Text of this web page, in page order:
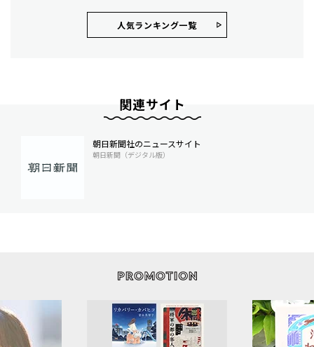
人気ランキング⼀覧
関連サイト
朝日新聞社のニュースサイト
朝日新聞（デジタル版）